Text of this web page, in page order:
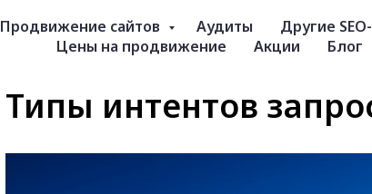
Продвижение сайтов Аудиты Другие
Цены на продвижение
Акции Блог
Типы интентов